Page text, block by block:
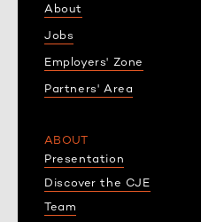
About
Jobs
Employers' Zone
Partners' Area
ABOUT
Presentation
Discover the CJE
Team